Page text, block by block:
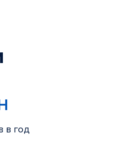
в год